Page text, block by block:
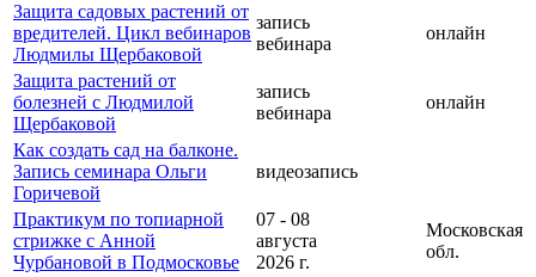
Защита садовых растений от
вредителей. Цикл вебинаров
Людмилы Щербаковой
запись
вебинара
онлайн
Защита растений от
болезней с Людмилой
Щербаковой
запись
вебинара
онлайн
Как создать сад на балконе.
Запись семинара Ольги
Горичевой
видеозапись
Практикум по топиарной
стрижке с Анной
Чурбановой в Подмосковье
07 - 08
августа
2026 г.
Московская
обл.